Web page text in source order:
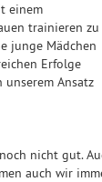
einem
trainieren zu
junge Mädchen
Erfolge
Ansatz
nicht gut.
auch wir